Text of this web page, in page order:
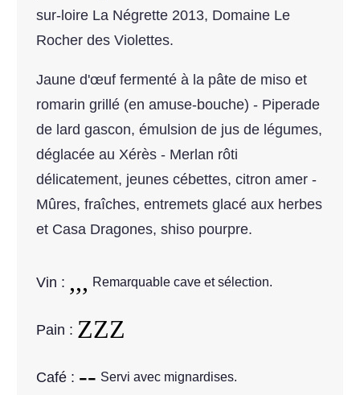
sur-loire La Négrette 2013, Domaine Le
Rocher des Violettes.
Jaune d'œuf fermenté à la pâte de miso et
romarin grillé (en amuse-bouche) - Piperade
de lard gascon, émulsion de jus de légumes,
déglacée au Xérès - Merlan rôti
délicatement, jeunes cébettes, citron amer -
Mûres, fraîches, entremets glacé aux herbes
et Casa Dragones, shiso pourpre.
Vin : Remarquable cave et sélection.
Pain :
Café : Servi avec mignardises.